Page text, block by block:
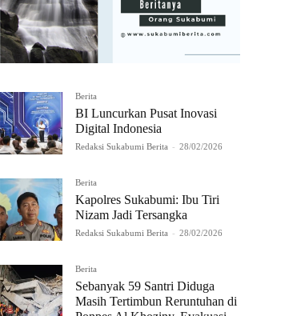
Berita
BI Luncurkan Pusat Inovasi
Digital Indonesia
Redaksi Sukabumi Berita - 28/02/2026
Berita
Kapolres Sukabumi: Ibu Tiri
Nizam Jadi Tersangka
Redaksi Sukabumi Berita - 28/02/2026
Berita
Sebanyak 59 Santri Diduga
Masih Tertimbun Reruntuhan di